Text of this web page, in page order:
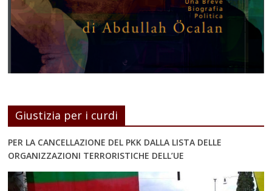
Giustizia per i curdi
PER LA CANCELLAZIONE DEL PKK DALLA LISTA DELLE
ORGANIZZAZIONI TERRORISTICHE DELL’UE